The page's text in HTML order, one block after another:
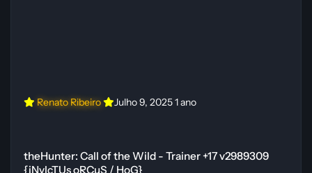
Renato Ribeiro Julho 9, 20251 ano
theHunter: Call of the Wild - Trainer +17 v2989309
{iNvIcTUs oRCuS / HoG}